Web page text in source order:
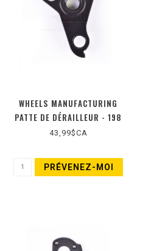
WHEELS MANUFACTURING
PATTE DE DÉRAILLEUR - 198
43,99$CA
PRÉVENEZ-MOI